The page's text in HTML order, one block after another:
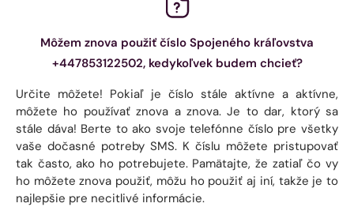
Môžem znova použiť číslo Spojeného kráľovstva
+447853122502, kedykoľvek budem chcieť?
Určite môžete! Pokiaľ je číslo stále aktívne a aktívne,
môžete ho používať znova a znova. Je to dar, ktorý sa
stále dáva! Berte to ako svoje telefónne číslo pre všetky
vaše dočasné potreby SMS. K číslu môžete pristupovať
tak často, ako ho potrebujete. Pamätajte, že zatiaľ čo vy
ho môžete znova použiť, môžu ho použiť aj iní, takže je to
najlepšie pre necitlivé informácie.